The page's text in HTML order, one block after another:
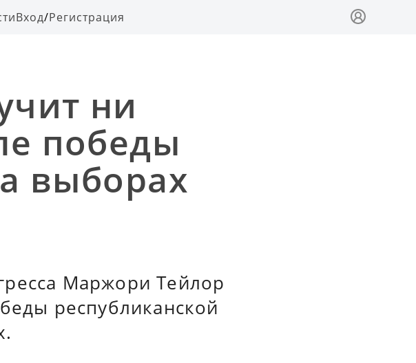
Вход/Регистрация
ни
победы
выборах
Маржори Тейлор
республиканской